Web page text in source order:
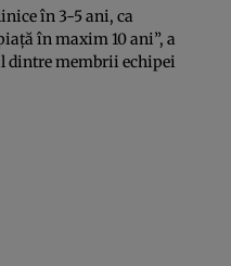
în 3-5 ani, ca
în maxim 10 ani”, a
dintre membrii echipei